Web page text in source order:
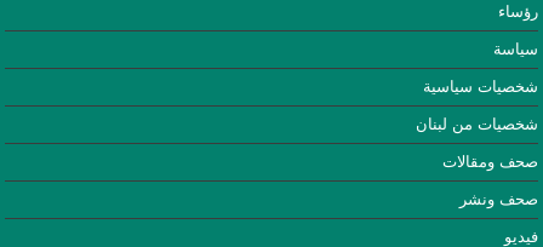
رؤساء
سياسة
شخصيات سياسية
شخصيات من لبنان
صحف ومقالات
صحف ونشر
فيديو